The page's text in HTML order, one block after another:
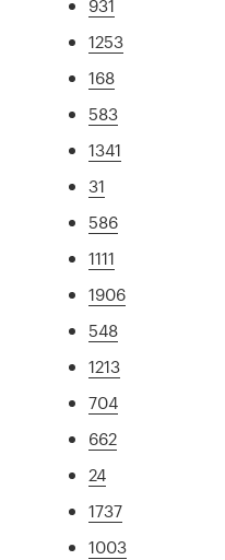
931
1253
168
583
1341
31
586
1111
1906
548
1213
704
662
24
1737
1003